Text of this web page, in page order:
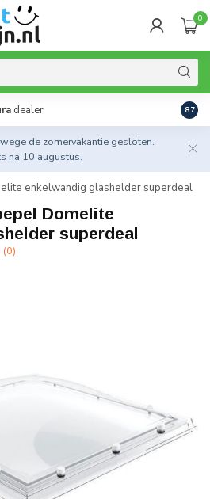
0
dealer 8.7
de zomervakantie gesloten.
na 10 augustus.
enkelwandig glashelder superdeal
Domelite
superdeal
(0)